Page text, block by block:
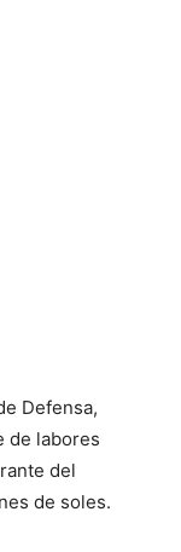
Defensa,
de labores
del
de soles.